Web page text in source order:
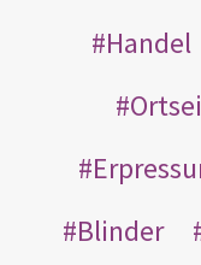
Handel
Blinder